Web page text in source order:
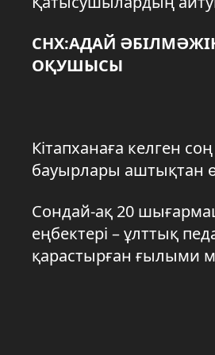
СНХ:АДАЙ
ОҚУШЫСЫ
Кітапханаға келген
бауырлары аштықтан
Сондай-ақ 20
еңбектері – ұлттық
қарастырған ғылыми